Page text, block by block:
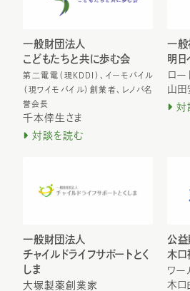
一般財団法人
こどもたちと共に歩む会
第二電電（現KDDI）、イーモバイル
（現ワイモバイル）創業者、レノバ名
誉会長
千本倖生さま
対談を読む
一般
明日
ロ
山田
対
一般財団法人
チャイルドライフサポートとく
しま
大塚製薬創業家
公益
木口
ワー
木口